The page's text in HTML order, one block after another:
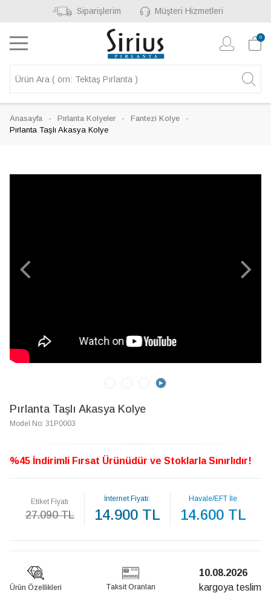
Siparişlerim Müşteri Hizmetleri
0
Anasayfa Pırlanta Kolyeler
Fantezi Kolye
Pırlanta Taşlı Akasya Kolye
Pırlanta Taşlı Akasya Kolye
Model No: 31P0003
%45 İndirimli Fırsat Ürünüdür ve Stoklarla Sınırlıdır!
Etiket Fiyatı
27.090 TL
İnternet Fiyatı:
14.900 TL
Havale/EFT İle
14.600 TL
Ürün Özellikleri Taksit Oranları
10.08.2026
kargoya teslim